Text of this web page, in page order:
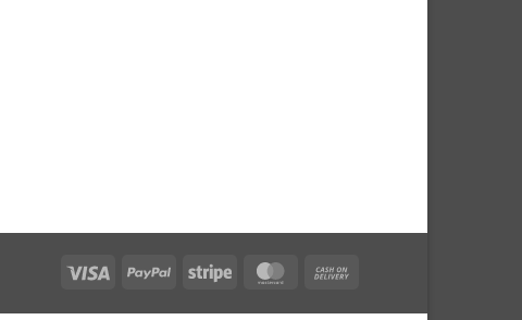
Visa PayPal Stripe MasterCard